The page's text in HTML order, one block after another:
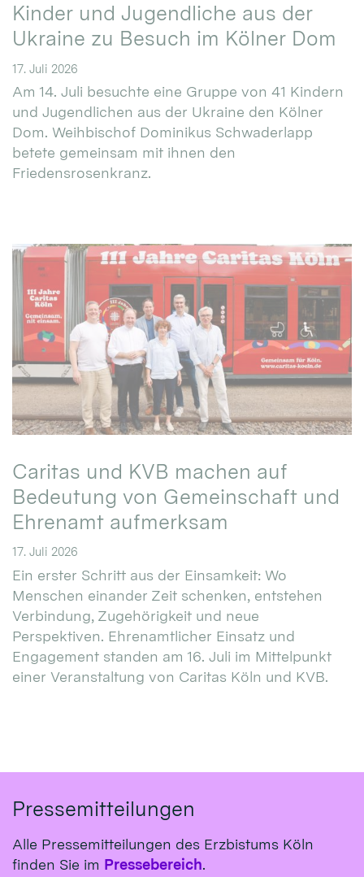
Kinder und Jugendliche aus der
Ukraine zu Besuch im Kölner Dom
17. Juli 2026
Am 14. Juli besuchte eine Gruppe von 41 Kindern
und Jugendlichen aus der Ukraine den Kölner
Dom. Weihbischof Dominikus Schwaderlapp
betete gemeinsam mit ihnen den
Friedensrosenkranz.
Caritas und KVB machen auf
Bedeutung von Gemeinschaft und
Ehrenamt aufmerksam
17. Juli 2026
Ein erster Schritt aus der Einsamkeit: Wo
Menschen einander Zeit schenken, entstehen
Verbindung, Zugehörigkeit und neue
Perspektiven. Ehrenamtlicher Einsatz und
Engagement standen am 16. Juli im Mittelpunkt
einer Veranstaltung von Caritas Köln und KVB.
Pressemitteilungen
Alle Pressemitteilungen des Erzbistums Köln
finden Sie im Pressebereich.